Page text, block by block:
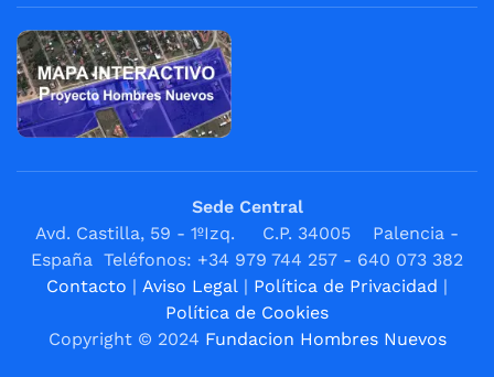
Sede Central
Avd. Castilla, 59 - 1ºIzq. C.P. 34005 Palencia -
España Teléfonos: +34 979 744 257 - 640 073 382
Contacto | Aviso Legal | Política de Privacidad |
Política de Cookies
Copyright © 2024 Fundacion Hombres Nuevos